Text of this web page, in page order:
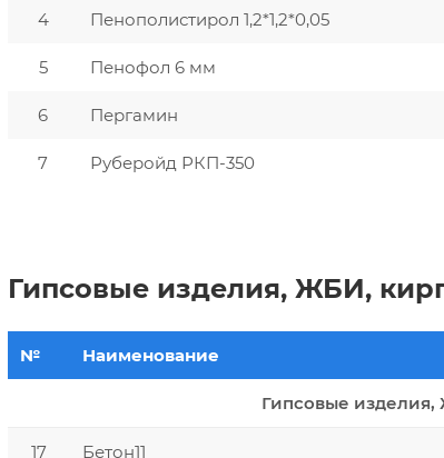
4 Пенополистирол 1,2*1,2*0,05
5 Пенофол 6 мм
6 Пергамин
7 Руберойд РКП-350
Гипсовые изделия, ЖБИ,
№ Наименование
Гипсовые
17 Бетон11